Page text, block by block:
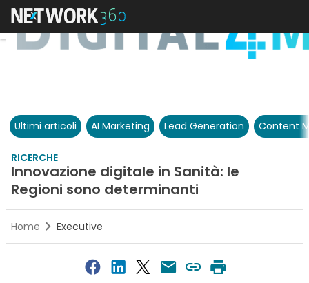
Ultimi articoli AI Marketing Lead Generation Content
RICERCHE
Innovazione digitale in Sanità: le
Regioni sono determinanti
Home Executive